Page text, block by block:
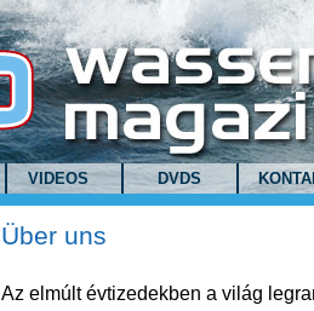
VIDEOS DVDS
Über uns
Az elmúlt évtizedekben a világ